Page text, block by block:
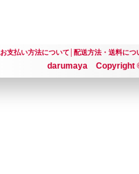
お支払い方法について│ 配送方法・送料につ
darumaya Copyright